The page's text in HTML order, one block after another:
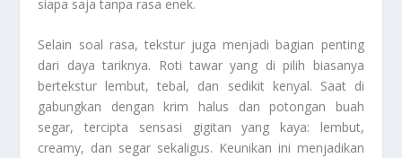
siapa saja tanpa rasa enek.
Selain soal rasa, tekstur juga menjadi bagian penting
dari daya tariknya. Roti tawar yang di pilih biasanya
bertekstur lembut, tebal, dan sedikit kenyal. Saat di
gabungkan dengan krim halus dan potongan buah
segar, tercipta sensasi gigitan yang kaya: lembut,
creamy, dan segar sekaligus. Keunikan ini menjadikan